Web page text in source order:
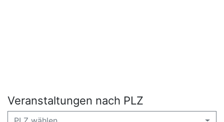
Veranstaltungen nach PLZ